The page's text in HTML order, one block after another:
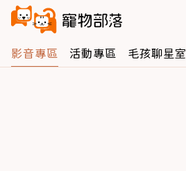
影音專區 活動專區 毛孩聊星室